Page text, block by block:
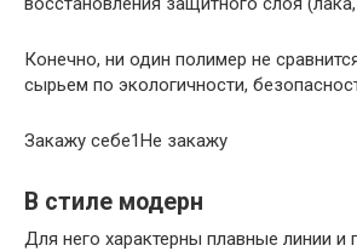
Конечно, ни один полимер не
сырьем по экологичности,
Закажу себе1Не закажу
В стиле модерн
Для него характерны плавные линии и